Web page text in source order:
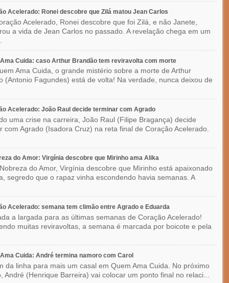
Acelerado: Ronei descobre que Zilá matou Jean Carlos
Acelerado, Ronei descobre que foi Zilá, e não Janete,
a vida de Jean Carlos no passado. A revelação chega em um
Cuida: caso Arthur Brandão tem reviravolta com morte
Ama Cuida, o grande mistério sobre a morte de Arthur
(Antonio Fagundes) está de volta! Na verdade, nunca deixou de
Acelerado: João Raul decide terminar com Agrado
uma crise na carreira, João Raul (Filipe Bragança) decide
com Agrado (Isadora Cruz) na reta final de Coração Acelerado.
do Amor: Virgínia descobre que Mirinho ama Alika
do Amor, Virgínia descobre que Mirinho está apaixonado
segredo que o rapaz vinha escondendo havia semanas. A
Acelerado: semana tem climão entre Agrado e Eduarda
a largada para as últimas semanas de Coração Acelerado!
muitas reviravoltas, a semana é marcada por boicote e pela
Cuida: André termina namoro com Carol
da linha para mais um casal em Quem Ama Cuida. No próximo
André (Henrique Barreira) vai colocar um ponto final no relaci...